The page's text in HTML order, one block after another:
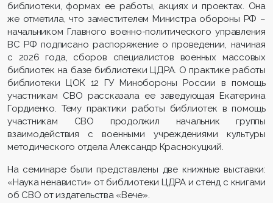
библиотеки, формах ее работы, акциях и проектах. Она
же отметила, что заместителем Министра обороны РФ –
начальником Главного военно-политического управления
ВС РФ подписано распоряжение о проведении, начиная
с 2026 года, сборов специалистов военных массовых
библиотек на базе библиотеки ЦДРА. О практике работы
библиотеки ЦОК 12 ГУ Минобороны России в помощь
участникам СВО рассказала ее заведующая Екатерина
Гордиенко. Тему практики работы библиотек в помощь
участникам СВО продолжил начальник группы
взаимодействия с военными учреждениями культуры
методического отдела Александр Краснокуцкий.
На семинаре были представлены две книжные выставки:
«Наука ненависти» от библиотеки ЦДРА и стенд с книгами
об СВО от издательства «Вече».